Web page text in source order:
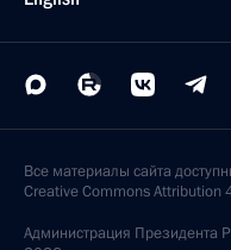
Все материалы сайта
Creative Commons Attribution
Администрация Президента